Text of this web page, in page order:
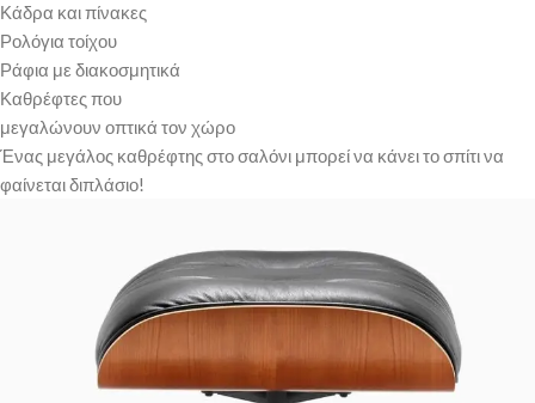
Κάδρα και πίνακες
Ρολόγια τοίχου
Ράφια με διακοσμητικά
Καθρέφτες που
μεγαλώνουν οπτικά τον χώρο
Ένας μεγάλος καθρέφτης στο σαλόνι μπορεί να κάνει το σπίτι να
φαίνεται διπλάσιο!